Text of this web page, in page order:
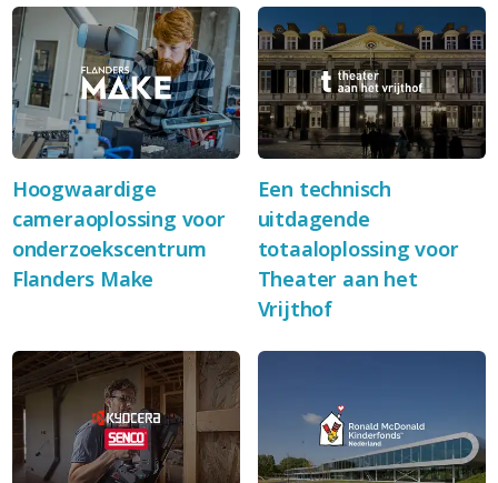
Hoogwaardige
cameraoplossing voor
onderzoekscentrum
Flanders Make
Een technisch
uitdagende
totaaloplossing voor
Theater aan het
Vrijthof